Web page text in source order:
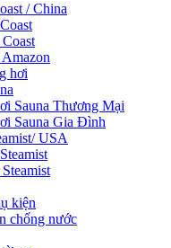
/ China
hơi
Sauna Thương Mại
Sauna Gia Đình
USA
kiện
chống nước